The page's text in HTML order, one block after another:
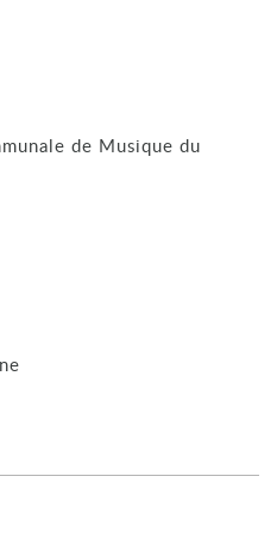
de Musique du